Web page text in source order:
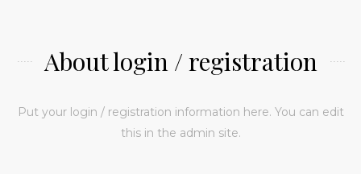
About login / registration
Put your login / registration information here. You can edit
this in the admin site.